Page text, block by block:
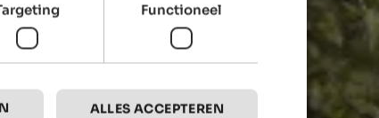
Functioneel
ALLES ACCEPTEREN